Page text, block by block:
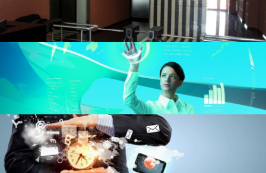
Aktsiyadorlar burchagi
Komissiyalar
Jamiyatining tadbirlar
Asosiy ko'rsatkichlar
Mahsulotlar
Emissiya risolasi
Muhim faktlar
Акцияларни сотиб олиниши
Rrasmiy
Normativ-huqukiy bazasi
Sertifikatlar va litsenziyalar
Ustav
O'z kuchini yo'qotgan hujjatlar
Arhiv